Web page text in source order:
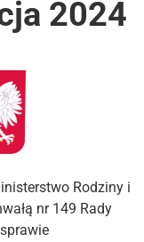
2024
Rodziny i
nr 149 Rady